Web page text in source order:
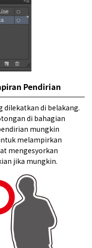
Pendirian
dilekatkan di belakang.
di bahagian
mungkin
melampirkan
mengesyorkan
jika mungkin.